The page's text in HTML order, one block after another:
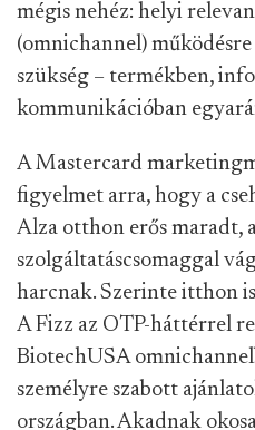
mégis nehéz: helyi
(omnichannel)
szükség – termékben,
kommunikációban
A Mastercard
figyelmet arra, hogy a
Alza otthon erős maradt,
szolgáltatáscsomaggal
harcnak. Szerinte itthon
A Fizz az OTP-háttérrel
BiotechUSA
személyre szabott
országban. Akadnak